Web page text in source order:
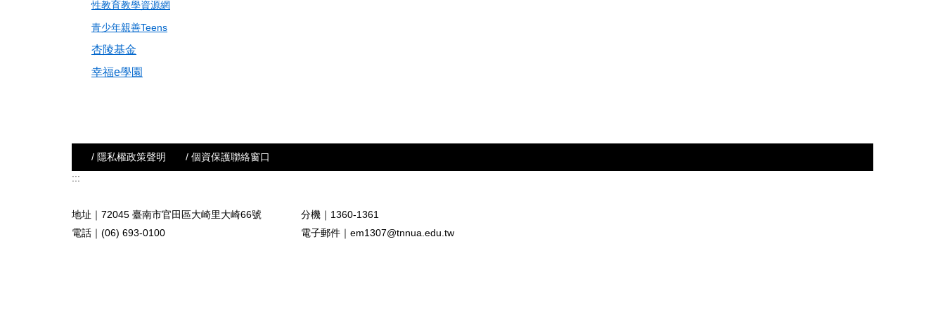
性教育教學資源網
青少年親善Teens
杏陵基金
幸福e學園
/ 隱私權政策聲明
/ 個資保護聯絡窗口
:::
地址｜72045 臺南市官田區大崎里大崎66號
電話｜(06) 693-0100
分機｜1360-1361
電子郵件｜ em1307@tnnua.edu.tw